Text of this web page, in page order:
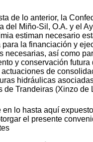
de lo anterior, la
del Miño-Sil, O.A. y el
estiman necesario
para la financiación y
necesarias, así como
y conservación
de
hidráulicas
de Trandeiras (Xinzo de
en lo hasta aquí
el presente